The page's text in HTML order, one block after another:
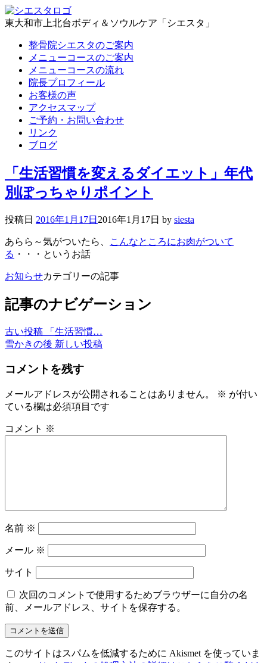
東大和市上北台ボディ＆ソウルケア「シエスタ」
整骨院シエスタのご案内
メニューコースのご案内
メニューコースの流れ
院長プロフィール
お客様の声
アクセスマップ
ご予約・お問い合わせ
リンク
ブログ
「生活習慣を変えるダイエット」年代
別ぽっちゃりポイント
投稿日 2016年1月17日 2016年1月17日 by siesta
あらら～気がついたら、
こんなところにお肉がついて
る ・・・というお話
お知らせカテゴリーの記事
記事のナビゲーション
古い投稿 「生活習慣…
雪かきの後 新しい投稿
コメントを残す
メールアドレスが公開されることはありません。 ※ が付い
ている欄は必須項目です
コメント ※
名前 ※
メール ※
サイト
次回のコメントで使用するためブラウザーに自分の名
前、メールアドレス、サイトを保存する。
このサイトはスパムを低減するために Akismet を使っていま